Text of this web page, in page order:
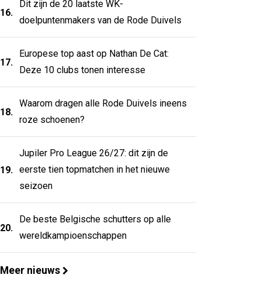
16.
Dit zijn de 20 laatste WK-
doelpuntenmakers van de Rode Duivels
17.
Europese top aast op Nathan De Cat:
Deze 10 clubs tonen interesse
18.
Waarom dragen alle Rode Duivels ineens
roze schoenen?
19.
Jupiler Pro League 26/27: dit zijn de
eerste tien topmatchen in het nieuwe
seizoen
20.
De beste Belgische schutters op alle
wereldkampioenschappen
Meer nieuws